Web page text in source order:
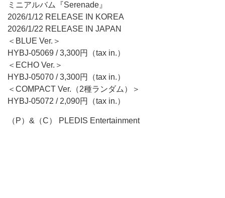
ミニアルバム『Serenade』
2026/1/12 RELEASE IN KOREA
2026/1/22 RELEASE IN JAPAN
＜BLUE Ver.＞
HYBJ-05069 / 3,300円（tax in.）
＜ECHO Ver.＞
HYBJ-05070 / 3,300円（tax in.）
＜COMPACT Ver.（2種ランダム）＞
HYBJ-05072 / 2,090円（tax in.）
（P）&（C） PLEDIS Entertainment